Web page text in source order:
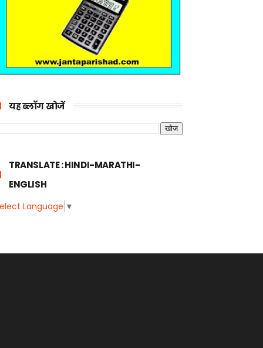
यह ब्लॉग खोजें
TRANSLATE : HINDI-MARATHI-
ENGLISH
Language ▼